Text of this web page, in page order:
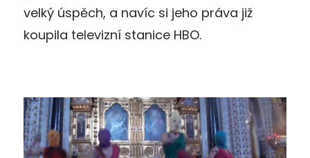
velký úspěch, a navíc si jeho práva již
koupila televizní stanice HBO.